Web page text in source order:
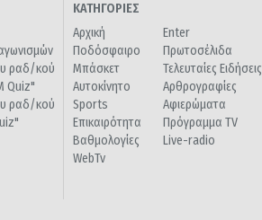
ραδ/κού
Quiz"
ραδ/κού
ΚΑΤΗΓΟΡΙΕΣ
Αρχική
Ποδόσφαιρο
Μπάσκετ
Αυτοκίνητο
Sports
Επικαιρότητα
Βαθμολογίες
WebTv
Enter
Πρωτοσέλιδα
Τελευταίες Ειδήσεις
Αρθρογραφίες
Αφιερώματα
Πρόγραμμα TV
Live-radio